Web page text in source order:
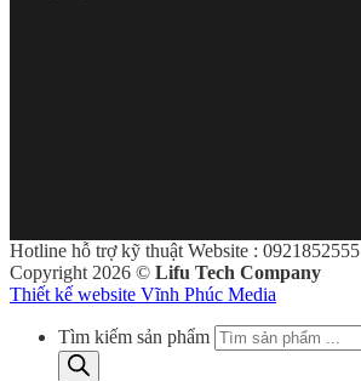
Hotline hỗ trợ kỹ thuật Website : 0921852555
Copyright 2026 © Lifu Tech Company
Thiết kế website Vĩnh Phúc Media
Tìm kiếm sản phẩm